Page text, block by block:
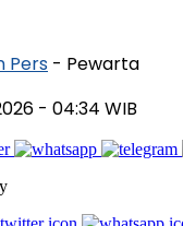
Pers - Pewarta
- 04:34 WIB